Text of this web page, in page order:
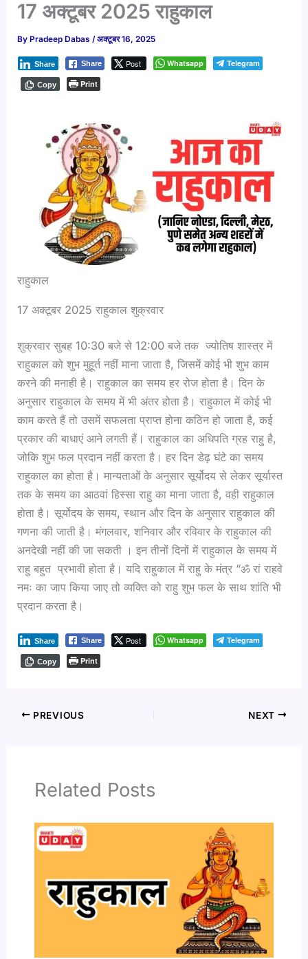
17 अक्टूबर 2025 राहुकाल
By Pradeep Dabas/अक्टूबर 16, 2025
Share Post
Share Whatsapp Telegram
Copy Print
राहुकाल
17 अक्टूबर 2025 राहुकाल शुक्रवार
शुक्रवार सुबह 10:30 बजे से 12:00 बजे तक ज्योतिष शास्त्र में
राहुकाल को शुभ मुहूर्त नहीं माना जाता है, जिसमें कोई भी शुभ काम
करने की मनाही है। राहुकाल का समय हर रोज होता है। दिन के
अनुसार राहुकाल के समय में भी अंतर होता है। राहुकाल में कोई भी
काम करते हैं तो उसमें सफलता प्राप्त होना कठिन हो जाता है, कई
प्रकार की बाधाएं आने लगती हैं। राहुकाल का अधिपति ग्रह राहु है,
जोकि शुभ फल प्रदान नहीं करता है। हर दिन डेढ़ घंटे का समय
राहुकाल का होता है। मान्यताओं के अनुसार सूर्योदय से लेकर सूर्यास्त
तक के समय का आठवां हिस्सा राहु का माना जाता है, वही राहुकाल
होता है। सूर्योदय के समय, स्थान और दिन के अनुसार राहुकाल की
गणना की जाती है। मंगलवार, शनिवार और रविवार के राहुकाल की
अनदेखी नहीं की जा सकती । इन तीनों दिनों में राहुकाल के समय में
राहु बहुत प्रभावी होता है। यदि राहुकाल में राहु के मंत्र “ॐ रां राहवे
नमः का जाप किया जाए तो व्यक्ति को राहु शुभ फल के साथ शांति भी
प्रदान करता है।
Share Post
Share Whatsapp Telegram
Copy Print
PREVIOUS NEXT
Related Posts